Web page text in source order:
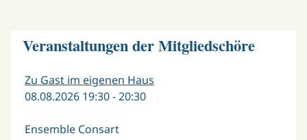
Veranstaltungen der Mitgliedschöre
Zu Gast im eigenen Haus
08.08.2026 19:30 - 20:30
Ensemble Consart